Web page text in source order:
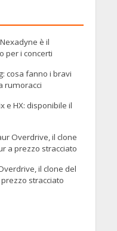
è il
per i concerti
cosa fanno i bravi
rumoracci
e HX: disponibile il
Overdrive, il clone
a prezzo stracciato
il clone del
stracciato